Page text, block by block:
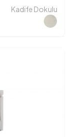
Kadife Dokulu